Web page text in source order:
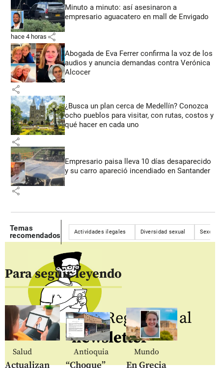
Minuto a minuto: así asesinaron a
empresario aguacatero en mall de Envigado
hace 4 horas share
Abogada de Eva Ferrer confirma la voz de los
audios y anuncia demandas contra Verónica
Alcocer
share
¿Busca un plan cerca de Medellín? Conozca
ocho pueblos para visitar, con rutas, costos y
qué hacer en cada uno
share
Empresario paisa lleva 10 días desaparecido
y su carro apareció incendiado en Santander
share
Temas
recomendados
Actividades ilegales Diversidad sexual Sexo
Para seguir leyendo
Salud
Actualizan
Antioquia
“Choque”
Mundo
En Grecia
Regístrate al
newsletter